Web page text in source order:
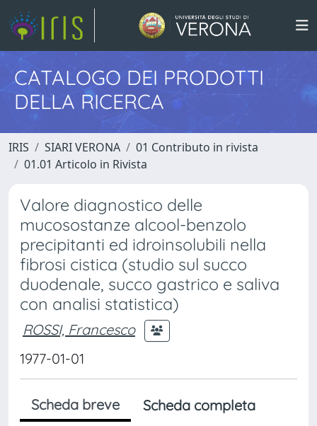
CATALOGO DEI PRODOTTI
DELLA RICERCA
IRIS SIARI VERONA
01 Contributo in rivista
01.01 Articolo in Rivista
Valore diagnostico delle
mucosostanze alcool-benzolo
precipitanti ed idroinsolubili nella
fibrosi cistica (studio sul succo
duodenale, succo gastrico e saliva
con analisi statistica)
ROSSI, Francesco
1977-01-01
Scheda breve
Scheda completa